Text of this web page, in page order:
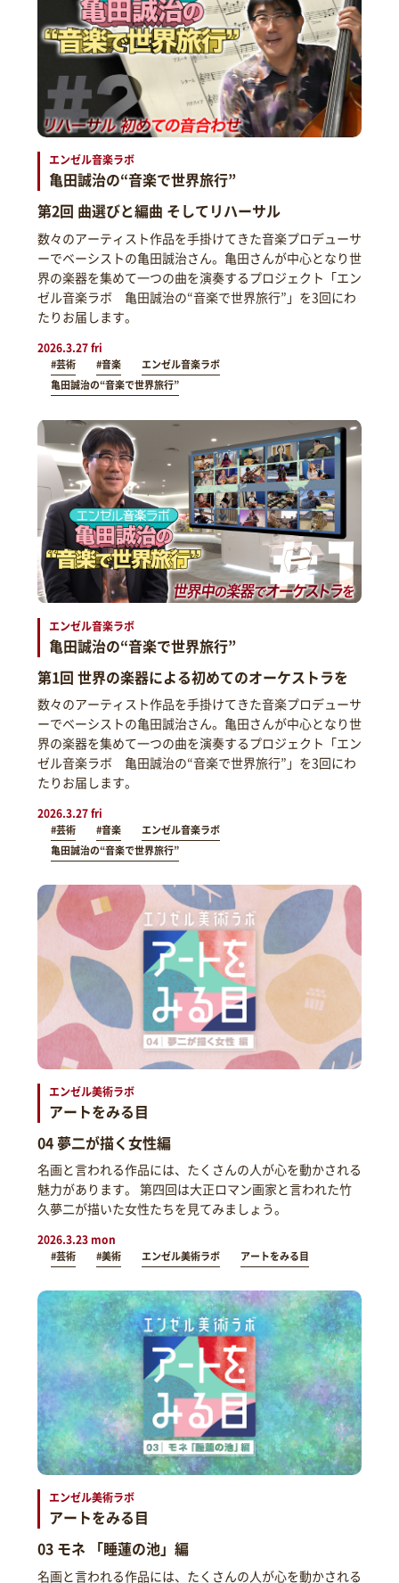
エンゼル音楽ラボ
亀田誠治の“音楽で世界旅行”
第2回 曲選びと編曲 そしてリハーサル
数々のアーティスト作品を手掛けてきた音楽プロデューサ
ーでベーシストの亀田誠治さん。亀田さんが中心となり世
界の楽器を集めて一つの曲を演奏するプロジェクト「エン
ゼル音楽ラボ 亀田誠治の“音楽で世界旅行”」を3回にわ
たりお届します。
2026.3.27 fri
#芸術 #音楽
エンゼル音楽ラボ
亀田誠治の“音楽で世界旅行”
エンゼル音楽ラボ
亀田誠治の“音楽で世界旅行”
第1回 世界の楽器による初めてのオーケストラを
数々のアーティスト作品を手掛けてきた音楽プロデューサ
ーでベーシストの亀田誠治さん。亀田さんが中心となり世
界の楽器を集めて一つの曲を演奏するプロジェクト「エン
ゼル音楽ラボ 亀田誠治の“音楽で世界旅行”」を3回にわ
たりお届します。
2026.3.27 fri
#芸術 #音楽
エンゼル音楽ラボ
亀田誠治の“音楽で世界旅行”
エンゼル美術ラボ
アートをみる目
04 夢二が描く女性編
名画と言われる作品には、たくさんの人が心を動かされる
魅力があります。 第四回は大正ロマン画家と言われた竹
久夢二が描いた女性たちを見てみましょう。
2026.3.23 mon
#芸術 #美術 エンゼル美術ラボ アートをみる目
エンゼル美術ラボ
アートをみる目
03 モネ 「睡蓮の池」編
名画と言われる作品には、たくさんの人が心を動かされる